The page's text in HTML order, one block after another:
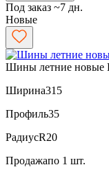
Под заказ ~7 дн.
Новые
Шины летние новые
Ширина315
Профиль35
РадиусR20
Продажапо 1 шт.